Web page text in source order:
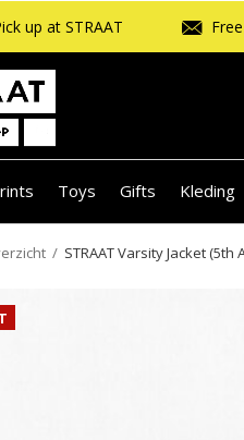
Toys Gifts Kleding
up at STRAAT
STRAAT Varsity Jacket